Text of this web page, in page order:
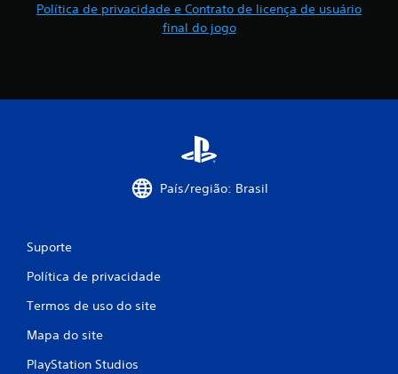
Política de privacidade e Contrato de licença de usuário
final do jogo
País/região: Brasil
Suporte
Política de privacidade
Termos de uso do site
Mapa do site
PlayStation Studios